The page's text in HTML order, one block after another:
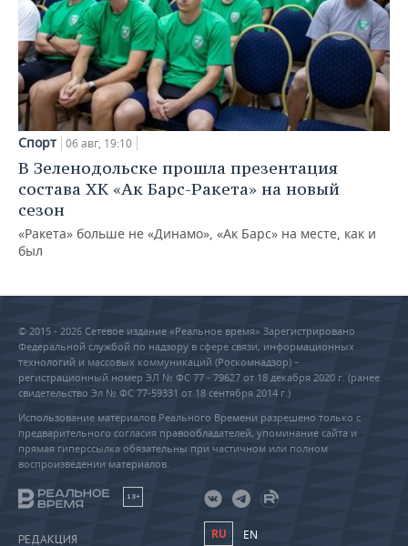
Спорт 06 авг, 19:10
В Зеленодольске прошла презентация
состава ХК «Ак Барс-Ракета» на новый
сезон
«Ракета» больше не «Динамо», «Ак Барс» на месте, как и
был
© 2015 - 2026 Сетевое издание «Реальное время» Зарегистрировано
Федеральной службой по надзору в сфере связи, информационных
технологий и массовых коммуникаций (Роскомнадзор) –
регистрационный номер ЭЛ № ФС 77 - 79627 от 18 декабря 2020 г. (ранее
свидетельство Эл № ФС 77-59331 от 18 сентября 2014 г.)
Использование материалов Реального Времени разрешено только с
предварительного согласия правообладателей, упоминание сайта и
прямая гиперссылка обязательны при частичном или полном
воспроизведении материалов.
18+
РЕДАКЦИЯ RU EN